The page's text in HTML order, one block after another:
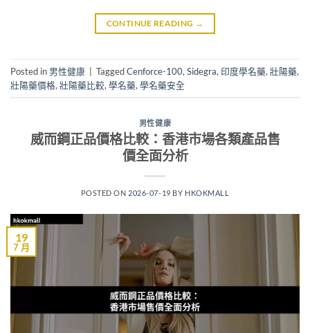
CONTINUE READING →
Posted in 男性健康 TaggedCenforce-100, Sidegra, 印度學名藥, 壯陽藥,
壯陽藥價格, 壯陽藥比較, 學名藥, 學名藥安全
男性健康
威而鋼正品價格比較：香港市場各類產品售
價全面分析
POSTED ON 2026-07-19 BY HKOKMALL
19
7 月